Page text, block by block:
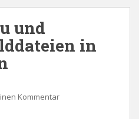
und
in
Kommentar